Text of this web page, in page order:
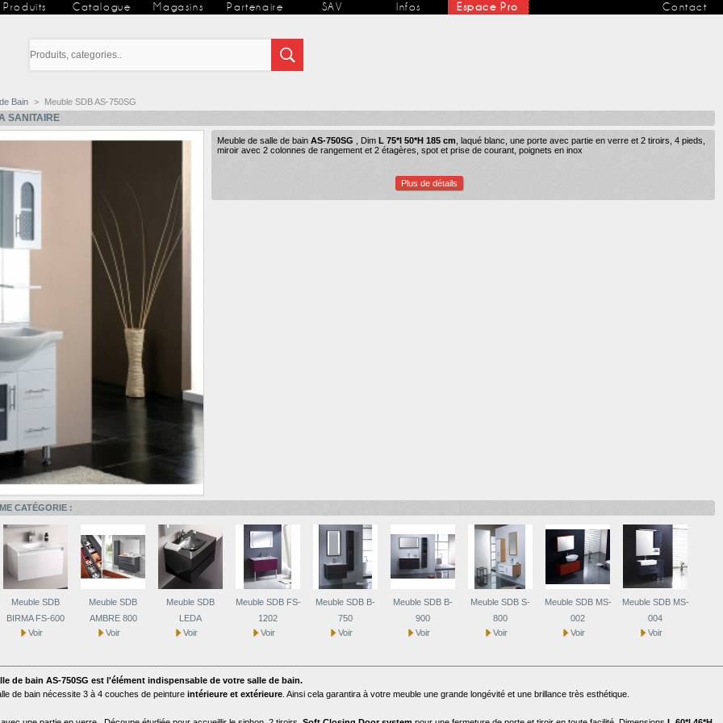
Produits Catalogue Magasins Partenaire SAV Infos Espace Pro Contact
Bain > Meuble SDB AS-750SG
SANITAIRE
Meuble de salle de bainAS-750SG , DimL 75*l 50*H 185 cm , laqué blanc, une porte avec partie en verre et 2 tiroirs, 4 pieds,
miroir avec 2 colonnes de rangement et 2 étagères, spot et prise de courant, poignets en inox
Plus de détails
CATÉGORIE :
Meuble SDB
BIRMA FS-600
Voir
Meuble SDB
AMBRE 800
Voir
Meuble SDB
LEDA
Voir
Meuble SDB FS-
1202
Voir
Meuble SDB B-
750
Voir
Meuble SDB B-
900
Voir
Meuble SDB S-
800
Voir
Meuble SDB MS-
002
Voir
Meuble SDB MS-
004
Voir
de bain AS-750SG est l'élément indispensable de votre salle de bain.
de bain nécessite 3 à 4 couches de peinture intérieure et extérieure . Ainsi cela garantira à votre meuble une grande longévité et une brillance très esthétique.